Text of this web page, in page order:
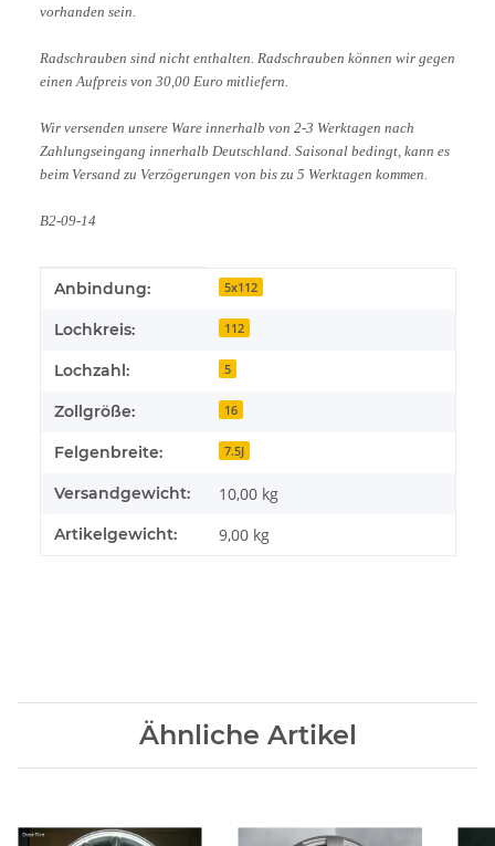
vorhanden sein.
Radschrauben sind nicht enthalten. Radschrauben können wir gegen
einen Aufpreis von 30,00 Euro mitliefern.
Wir versenden unsere Ware innerhalb von 2-3 Werktagen nach
Zahlungseingang innerhalb Deutschland. Saisonal bedingt, kann es
beim Versand zu Verzögerungen von bis zu 5 Werktagen kommen.
B2-09-14
Produkteigenschaft
Wert
Anbindung: 5x112
Lochkreis: 112
Lochzahl: 5
Zollgröße: 16
Felgenbreite: 7.5J
Versandgewicht: 10,00 kg
Artikelgewicht: 9,00 kg
Ähnliche Artikel